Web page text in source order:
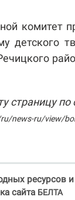
детского
страницу
news-ru/view/
ресурсов
сайта БЕЛТА